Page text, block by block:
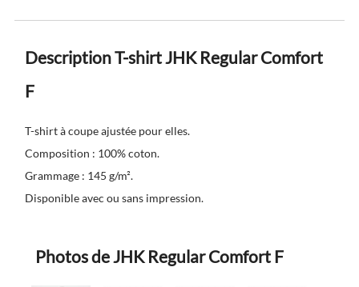
Description T-shirt JHK Regular Comfort
F
T-shirt à coupe ajustée pour elles.
Composition : 100% coton.
Grammage : 145 g/m².
Disponible avec ou sans impression.
Photos de JHK Regular Comfort F